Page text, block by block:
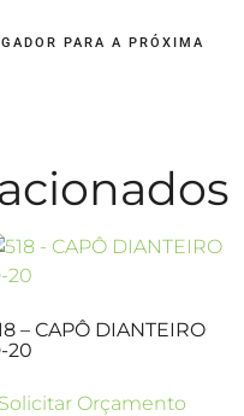
PARA A PRÓXIMA
– CAPÔ DIANTEIRO
20
Solicitar Orçamento